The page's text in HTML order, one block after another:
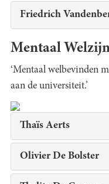
Friedrich
Mentaal
‘Mentaal welbevinden
aan de universiteit.’
Thaïs Aerts
Olivier De Bolster